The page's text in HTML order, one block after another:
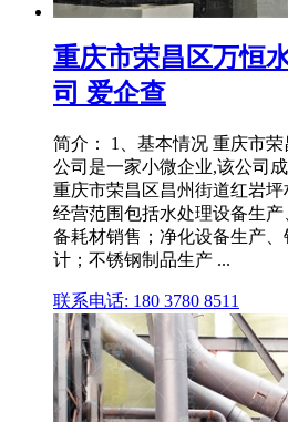
重庆市荣昌区万恒
司 爱企查
简介： 1、基本情况 重庆市
公司是一家小微企业,该公司
重庆市荣昌区昌州街道红岩
经营范围包括水处理设备生
备耗材销售；净化设备生产
计；不锈钢制品生产 ...
联系电话: 180 3780 8511